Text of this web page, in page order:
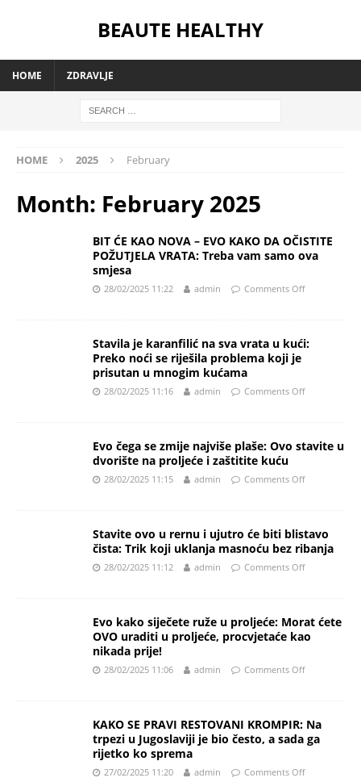
BEAUTE HEALTHY
HOME ZDRAVLJE
HOME 2025 February
Month: February 2025
BIT ĆE KAO NOVA – EVO KAKO DA OČISTITE
POŽUTJELA VRATA: Treba vam samo ova
smjesa
28/02/2025 11:22 admin Comments Off
Stavila je karanfilić na sva vrata u kući:
Preko noći se riješila problema koji je
prisutan u mnogim kućama
28/02/2025 11:16 admin Comments Off
Evo čega se zmije najviše plaše: Ovo stavite u
dvorište na proljeće i zaštitite kuću
28/02/2025 11:15 admin Comments Off
Stavite ovo u rernu i ujutro će biti blistavo
čista: Trik koji uklanja masnoću bez ribanja
28/02/2025 11:12 admin Comments Off
Evo kako siječete ruže u proljeće: Morat ćete
OVO uraditi u proljeće, procvjetaće kao
nikada prije!
28/02/2025 11:06 admin Comments Off
KAKO SE PRAVI RESTOVANI KROMPIR: Na
trpezi u Jugoslaviji je bio često, a sada ga
rijetko ko sprema
27/02/2025 11:20 admin Comments Off